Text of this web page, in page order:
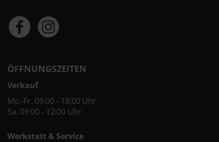
ÖFFNUNGSZEITEN
Verkauf
Mo.-Fr. 09:00 - 18:00 Uhr
Sa. 09:00 - 12:00 Uhr
Werkstatt & Service